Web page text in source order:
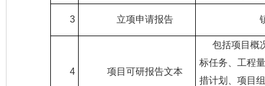
3 立项申请报告
4 项目可研报告文本
包括项目概
标任务、工程
措计划、项目